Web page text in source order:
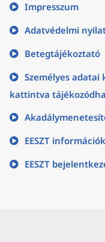
Impresszum
Adatvédelmi
Betegtájékoztató
Személyes
kattintva
EESZT információk
EESZT